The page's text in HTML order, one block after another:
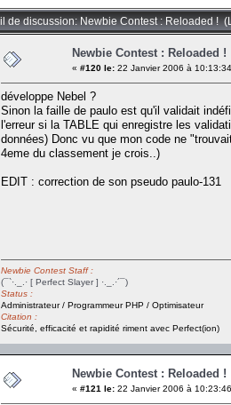
de discussion: Newbie Contest : Reloaded !
Newbie Contest : Reloaded !
« #120 le: 22 Janvier 2006 à
développe Nebel ?
Sinon la faille de paulo est qu'il validait
l'erreur si la TABLE qui enregistre les
données) Donc vu que mon code ne
4eme du classement je crois..)
EDIT : correction de son pseudo paulo-131
Newbie Contest Staff :
(¯`·._.· [ Perfect Slayer ] ·._.·´¯)
Status :
Administrateur / Programmeur PHP / Optimisateur
Citation :
Sécurité, efficacité et rapidité riment avec Perfect(ion)
Newbie Contest : Reloaded !
« #121 le: 22 Janvier 2006 à